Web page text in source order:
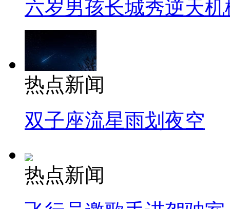
六岁男孩长城秀逆天机
热点新闻
双子座流星雨划夜空
热点新闻